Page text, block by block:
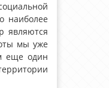
наиболее
являются
мы уже
еще один